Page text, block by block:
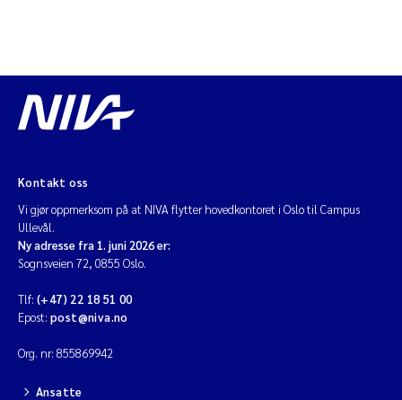
Kontakt oss
Vi gjør oppmerksom på at NIVA flytter hovedkontoret i Oslo til Campus
Ullevål.
Ny adresse fra 1. juni 2026 er:
Sognsveien 72, 0855 Oslo.
Tlf: (+47) 22 18 51 00
Epost: post@niva.no
Org. nr: 855869942
Ansatte